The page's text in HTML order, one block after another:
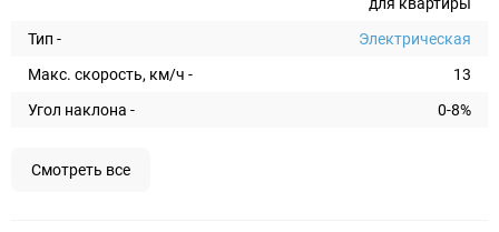
Тип -
Электрическая
Макс. скорость, км/ч -
13
Угол наклона -
0-8%
Смотреть все